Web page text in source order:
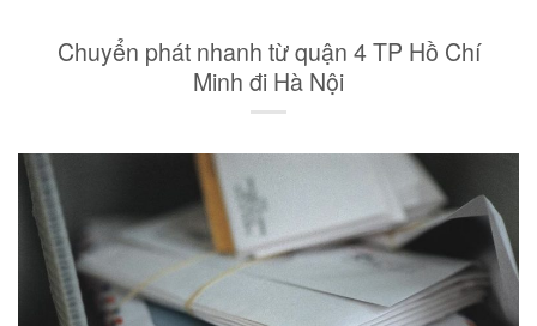
Chuyển phát nhanh từ quận 4 TP Hồ Chí
Minh đi Hà Nội